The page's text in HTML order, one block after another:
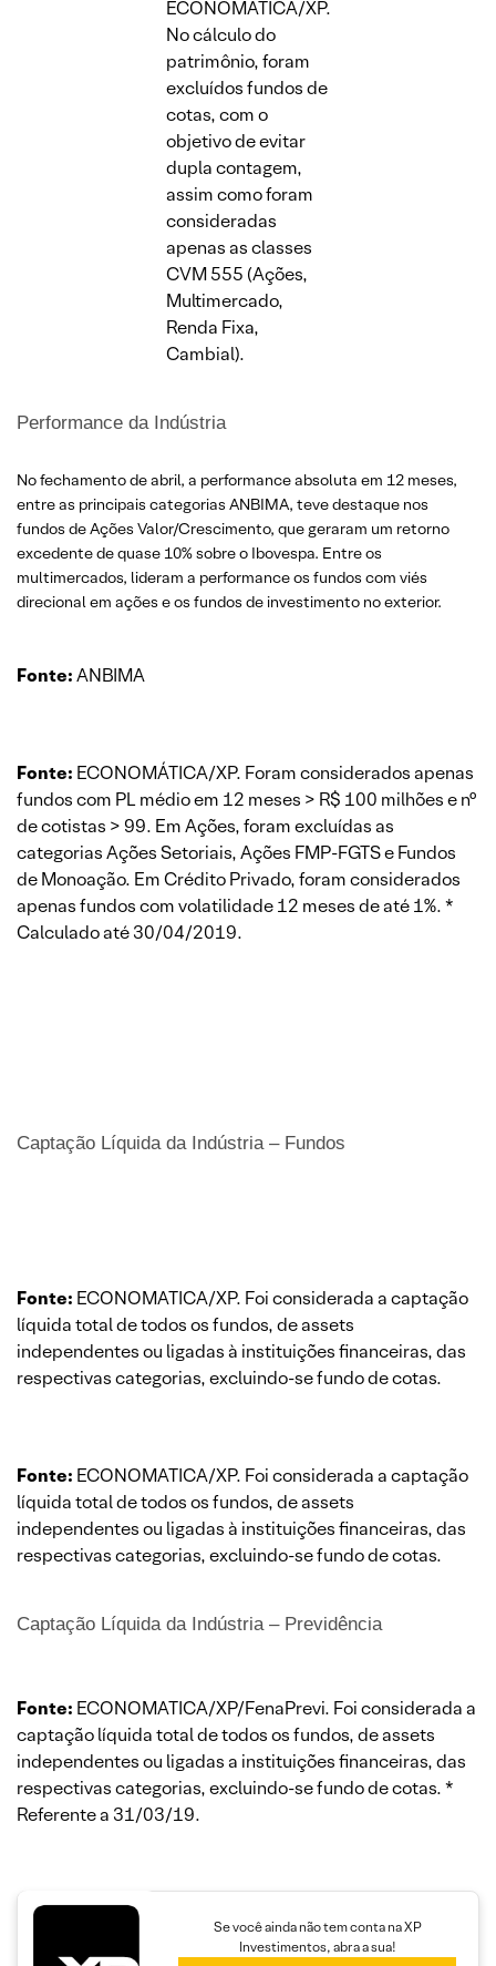
ECONOMÁTICA/XP.
No cálculo do
patrimônio, foram
excluídos fundos de
cotas, com o
objetivo de evitar
dupla contagem,
assim como foram
consideradas
apenas as classes
CVM 555 (Ações,
Multimercado,
Renda Fixa,
Cambial).
Performance da Indústria
No fechamento de abril, a performance absoluta em 12 meses,
entre as principais categorias ANBIMA, teve destaque nos
fundos de Ações Valor/Crescimento, que geraram um retorno
excedente de quase 10% sobre o Ibovespa. Entre os
multimercados, lideram a performance os fundos com viés
direcional em ações e os fundos de investimento no exterior.
Fonte:ANBIMA
Fonte: ECONOMÁTICA/XP. Foram considerados apenas
fundos com PL médio em 12 meses > R$ 100 milhões e n°
de cotistas > 99. Em Ações, foram excluídas as
categorias Ações Setoriais, Ações FMP-FGTS e Fundos
de Monoação. Em Crédito Privado, foram considerados
apenas fundos com volatilidade 12 meses de até 1%. *
Calculado até 30/04/2019.
Captação Líquida da Indústria – Fundos
Fonte: ECONOMATICA/XP. Foi considerada a captação
líquida total de todos os fundos, de assets
independentes ou ligadas à instituições financeiras, das
respectivas categorias, excluindo-se fundo de cotas.
Fonte: ECONOMATICA/XP. Foi considerada a captação
líquida total de todos os fundos, de assets
independentes ou ligadas à instituições financeiras, das
respectivas categorias, excluindo-se fundo de cotas.
Captação Líquida da Indústria – Previdência
Fonte: ECONOMATICA/XP/FenaPrevi. Foi considerada a
captação líquida total de todos os fundos, de assets
independentes ou ligadas a instituições financeiras, das
respectivas categorias, excluindo-se fundo de cotas. *
Referente a 31/03/19.
Se você ainda não tem conta na XP
Investimentos, abra a sua!